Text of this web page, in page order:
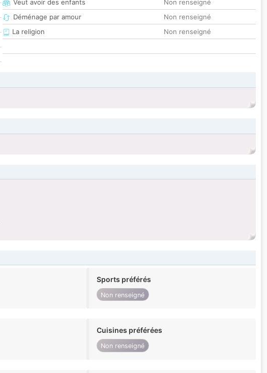
Veut avoir des enfants
Non renseigné
Déménage par amour
Non renseigné
La religion
Non renseigné
Sports préférés
Non renseigné
Cuisines préférées
Non renseigné